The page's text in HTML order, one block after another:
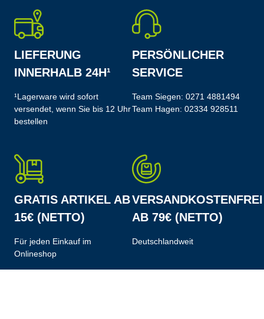
LIEFERUNG
INNERHALB 24H¹
¹Lagerware wird sofort
versendet, wenn Sie bis 12 Uhr
bestellen
PERSÖNLICHER
SERVICE
Team Siegen: 0271 4881494
Team Hagen: 02334 928511
GRATIS ARTIKEL AB
15€ (NETTO)
Für jeden Einkauf im
Onlineshop
VERSANDKOSTENFREI
AB 79€ (NETTO)
Deutschlandweit